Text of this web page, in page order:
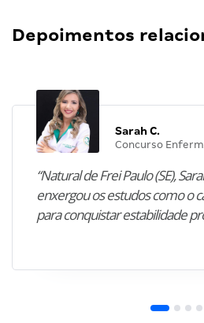
Depoimentos
Sarah C.
Concurso
“Natural de Frei Paulo (SE),
enxergou os estudos como o
para conquistar estabilidade